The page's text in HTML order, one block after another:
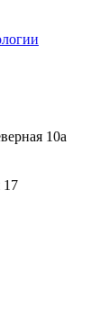
10а
17